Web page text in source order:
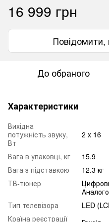
16 999 грн
Повідомити,
До обраного
Характеристики
Вихідна
потужність звуку,
Вт
2 х 16
Вага в упаковці, кг
15.9
Вага з підставкою
12.3 кг
ТВ-тюнер
Тип телевізора
LED
Країна реєстрації